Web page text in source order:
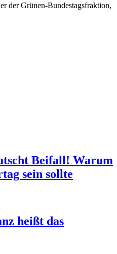
der Grünen-Bundestagsfraktion,
Beifall! Warum
sein sollte
heißt das